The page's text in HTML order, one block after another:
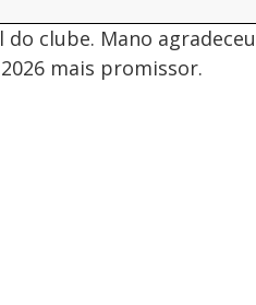
clube. Mano agradeceu
mais promissor.